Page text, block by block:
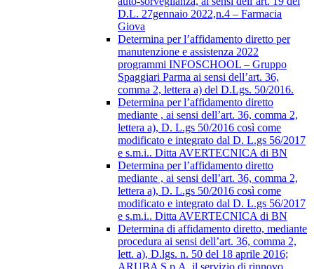
D.L. 27gennaio 2022,n.4 – Farmacia
Giova
Determina per l’affidamento diretto per
manutenzione e assistenza 2022
programmi INFOSCHOOL – Gruppo
Spaggiari Parma ai sensi dell’art. 36,
comma 2, lettera a) del D.Lgs. 50/2016.
Determina per l’affidamento diretto
mediante , ai sensi dell’art. 36, comma 2,
lettera a), D. L.gs 50/2016 così come
modificato e integrato dal D. L.gs 56/2017
e s.m.i.. Ditta AVERTECNICA di BN
Determina per l’affidamento diretto
mediante , ai sensi dell’art. 36, comma 2,
lettera a), D. L.gs 50/2016 così come
modificato e integrato dal D. L.gs 56/2017
e s.m.i.. Ditta AVERTECNICA di BN
Determina di affidamento diretto, mediante
procedura ai sensi dell’art. 36, comma 2,
lett. a), D.lgs. n. 50 del 18 aprile 2016;